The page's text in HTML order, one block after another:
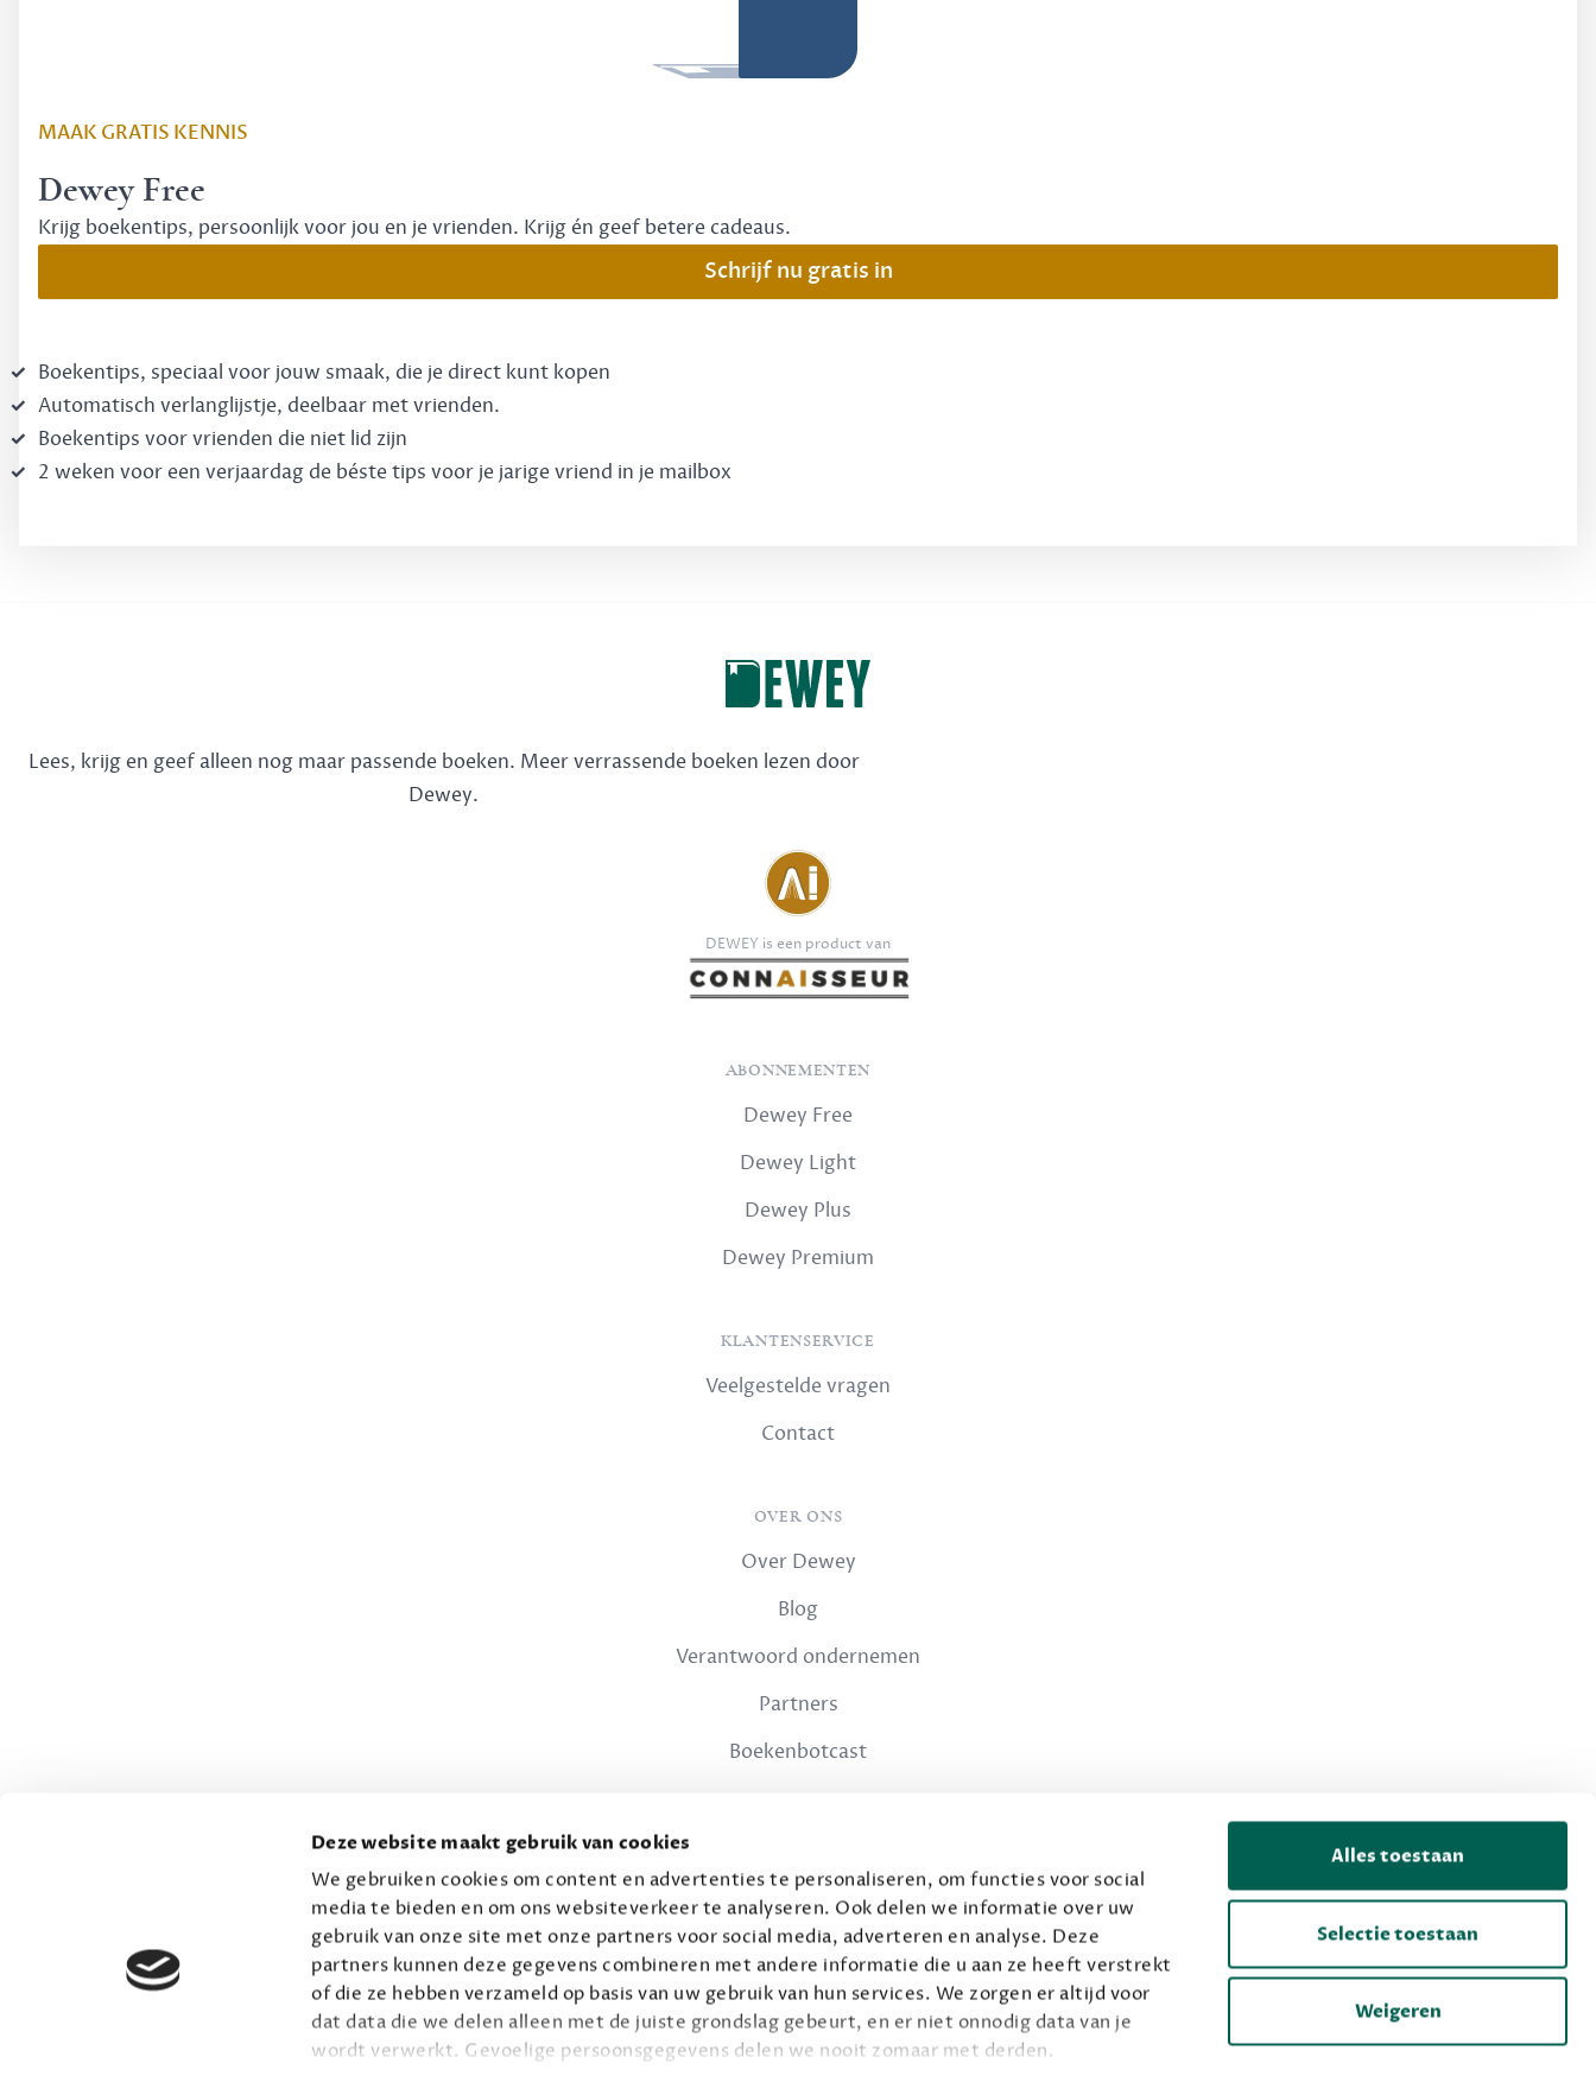
Deze website maakt gebruik van cookies
We gebruiken cookies om content en advertenties te personaliseren, om functies voor social
media te bieden en om ons websiteverkeer te analyseren. Ook delen we informatie over uw
gebruik van onze site met onze partners voor social media, adverteren en analyse. Deze
partners kunnen deze gegevens combineren met andere informatie die u aan ze heeft verstrekt
of die ze hebben verzameld op basis van uw gebruik van hun services. We zorgen er altijd voor
dat data die we delen alleen met de juiste grondslag gebeurt, en er niet onnodig data van je
wordt verwerkt. Gevoelige persoonsgegevens delen we nooit zomaar met derden.
Alles toestaan
Selectie toestaan
Weigeren
MAAK GRATIS KENNIS
Dewey Free
Krijg boekentips, persoonlijk voor jou en je vrienden. Krijg én geef betere cadeaus.
Schrijf nu gratis in
Boekentips, speciaal voor jouw smaak, die je direct kunt kopen
Automatisch verlanglijstje, deelbaar met vrienden.
Boekentips voor vrienden die niet lid zijn
2 weken voor een verjaardag de béste tips voor je jarige vriend in je mailbox
Lees, krijg en geef alleen nog maar passende boeken. Meer verrassende boeken lezen door
Dewey.
DEWEY is een product van
ABONNEMENTEN
Dewey Free
Dewey Light
Dewey Plus
Dewey Premium
KLANTENSERVICE
Veelgestelde vragen
Contact
OVER ONS
Over Dewey
Blog
Verantwoord ondernemen
Partners
Boekenbotcast
Privacy
Voorwaarden
© 2026 Connaisseur B.V.